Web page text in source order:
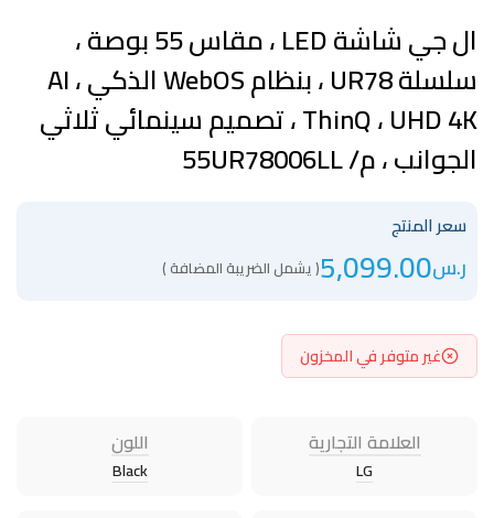
ال جي شاشة LED ، مقاس 55 بوصة ،
سلسلة UR78 ، بنظام WebOS الذكي ، AI
ThinQ ، UHD 4K ، تصميم سينمائي ثلاثي
الجوانب ، م/ 55UR78006LL
سعر المنتج
ر.س5,099.00( يشمل الضريبة المضافة )
غير متوفر في المخزون
العلامة التجارية
LG
اللون
Black